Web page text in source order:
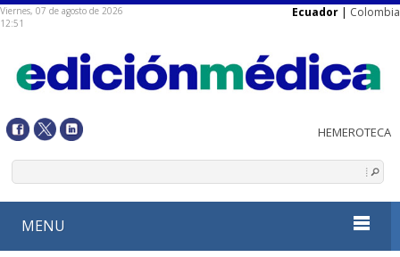
Viernes, 07 de agosto de 2026
12:51
Ecuador | Colombia
MENU